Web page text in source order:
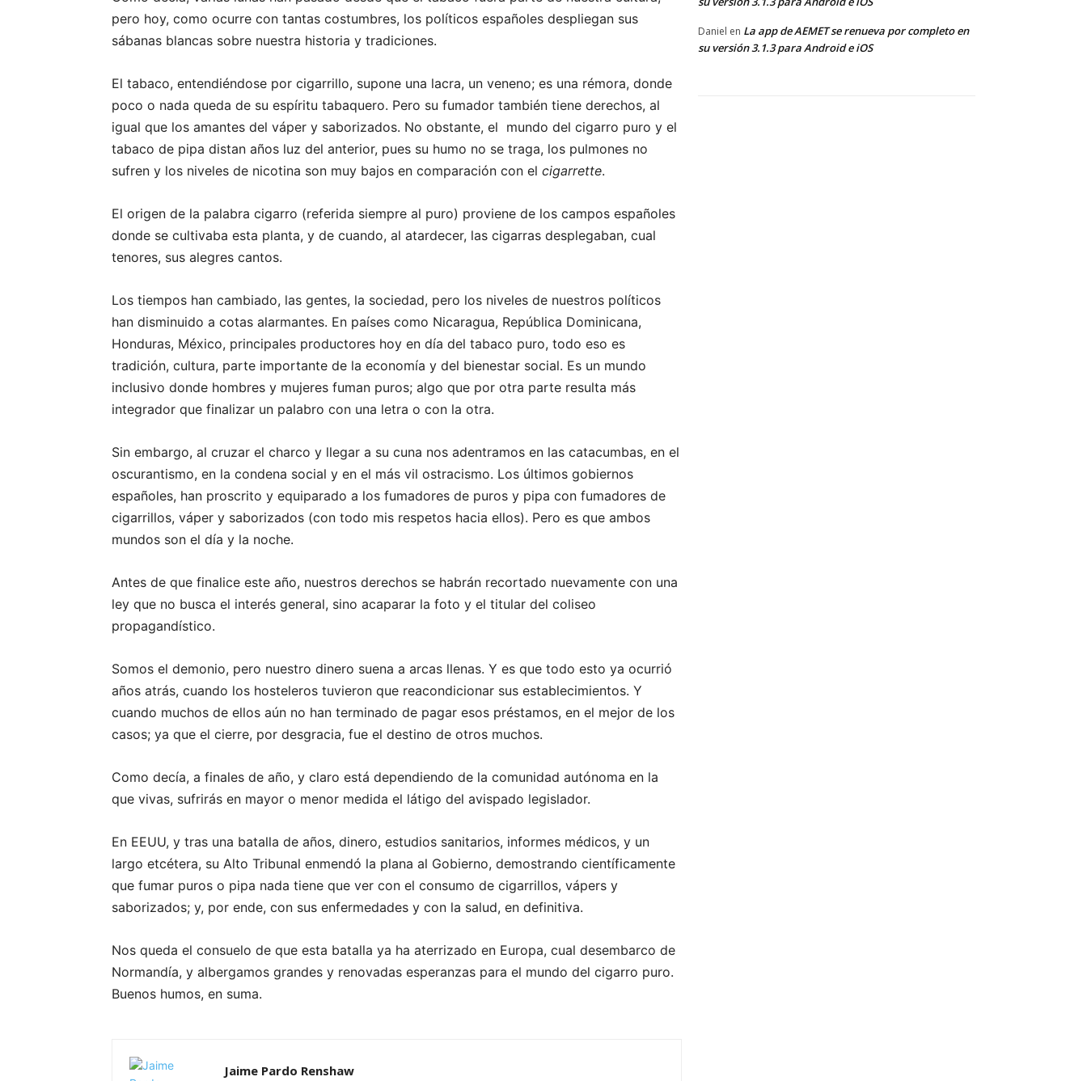
pero hoy, como ocurre con tantas costumbres, los políticos españoles despliegan sus
sábanas blancas sobre nuestra historia y tradiciones.
El tabaco, entendiéndose por cigarrillo, supone una lacra, un veneno; es una rémora, donde
poco o nada queda de su espíritu tabaquero. Pero su fumador también tiene derechos, al
igual que los amantes del váper y saborizados. No obstante, el mundo del cigarro puro y el
tabaco de pipa distan años luz del anterior, pues su humo no se traga, los pulmones no
sufren y los niveles de nicotina son muy bajos en comparación con el cigarrette.
El origen de la palabra cigarro (referida siempre al puro) proviene de los campos españoles
donde se cultivaba esta planta, y de cuando, al atardecer, las cigarras desplegaban, cual
tenores, sus alegres cantos.
Los tiempos han cambiado, las gentes, la sociedad, pero los niveles de nuestros políticos
han disminuido a cotas alarmantes. En países como Nicaragua, República Dominicana,
Honduras, México, principales productores hoy en día del tabaco puro, todo eso es
tradición, cultura, parte importante de la economía y del bienestar social. Es un mundo
inclusivo donde hombres y mujeres fuman puros; algo que por otra parte resulta más
integrador que finalizar un palabro con una letra o con la otra.
Sin embargo, al cruzar el charco y llegar a su cuna nos adentramos en las catacumbas, en el
oscurantismo, en la condena social y en el más vil ostracismo. Los últimos gobiernos
españoles, han proscrito y equiparado a los fumadores de puros y pipa con fumadores de
cigarrillos, váper y saborizados (con todo mis respetos hacia ellos). Pero es que ambos
mundos son el día y la noche.
Antes de que finalice este año, nuestros derechos se habrán recortado nuevamente con una
ley que no busca el interés general, sino acaparar la foto y el titular del coliseo
propagandístico.
Somos el demonio, pero nuestro dinero suena a arcas llenas. Y es que todo esto ya ocurrió
años atrás, cuando los hosteleros tuvieron que reacondicionar sus establecimientos. Y
cuando muchos de ellos aún no han terminado de pagar esos préstamos, en el mejor de los
casos; ya que el cierre, por desgracia, fue el destino de otros muchos.
Como decía, a finales de año, y claro está dependiendo de la comunidad autónoma en la
que vivas, sufrirás en mayor o menor medida el látigo del avispado legislador.
En EEUU, y tras una batalla de años, dinero, estudios sanitarios, informes médicos, y un
largo etcétera, su Alto Tribunal enmendó la plana al Gobierno, demostrando científicamente
que fumar puros o pipa nada tiene que ver con el consumo de cigarrillos, vápers y
saborizados; y, por ende, con sus enfermedades y con la salud, en definitiva.
Nos queda el consuelo de que esta batalla ya ha aterrizado en Europa, cual desembarco de
Normandía, y albergamos grandes y renovadas esperanzas para el mundo del cigarro puro.
Buenos humos, en suma.
Jaime Pardo Renshaw
Daniel en La app de AEMET se renueva por completo en
su versión 3.1.3 para Android e iOS